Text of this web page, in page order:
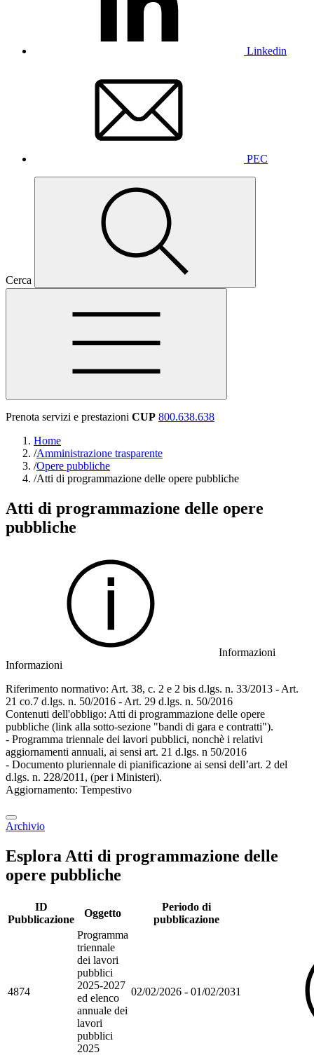
Linkedin
PEC
Cerca
Prenota servizi e prestazioni CUP 800.638.638
Home
/Amministrazione trasparente
/Opere pubbliche
/Atti di programmazione delle opere pubbliche
Atti di programmazione delle opere
pubbliche
Informazioni
Informazioni
Riferimento normativo: Art. 38, c. 2 e 2 bis d.lgs. n. 33/2013 - Art.
21 co.7 d.lgs. n. 50/2016 - Art. 29 d.lgs. n. 50/2016
Contenuti dell'obbligo: Atti di programmazione delle opere
pubbliche (link alla sotto-sezione "bandi di gara e contratti").
- Programma triennale dei lavori pubblici, nonchè i relativi
aggiornamenti annuali, ai sensi art. 21 d.lgs. n 50/2016
- Documento pluriennale di pianificazione ai sensi dell’art. 2 del
d.lgs. n. 228/2011, (per i Ministeri).
Aggiornamento: Tempestivo
Archivio
Esplora Atti di programmazione delle
opere pubbliche
ID
Pubblicazione
Oggetto
Periodo di
pubblicazione
4874
Programma
triennale
dei lavori
pubblici
2025-2027
ed elenco
annuale dei
lavori
pubblici
2025
02/02/2026 - 01/02/2031